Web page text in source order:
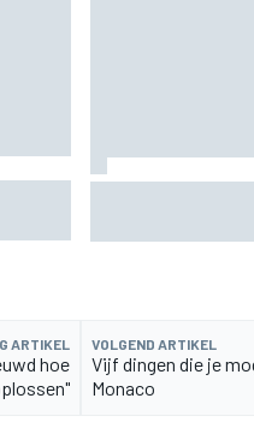
ARTIKEL
hoe
VOLGEND ARTIKEL
Vijf dingen die je
Monaco